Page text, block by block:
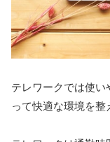
テレワークでは使
って快適な環境を整